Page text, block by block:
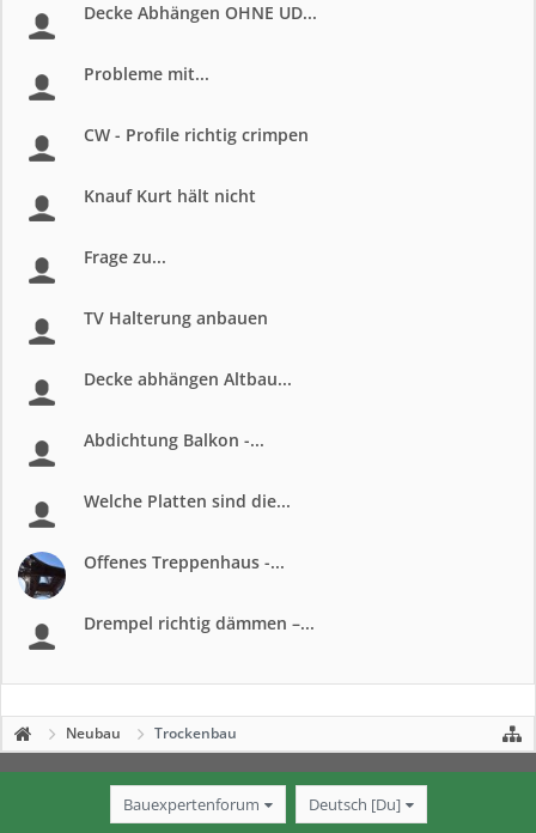
Decke Abhängen OHNE UD...
Probleme mit...
CW - Profile richtig crimpen
Knauf Kurt hält nicht
Frage zu...
TV Halterung anbauen
Decke abhängen Altbau...
Abdichtung Balkon -...
Welche Platten sind die...
Offenes Treppenhaus -...
Drempel richtig dämmen –...
Neubau Trockenbau
Bauexpertenforum Deutsch [Du]